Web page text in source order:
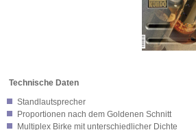
Technische Daten
Standlautsprecher
Proportionen nach dem Goldenen Schnitt
Multiplex Birke mit unterschiedlicher Dichte